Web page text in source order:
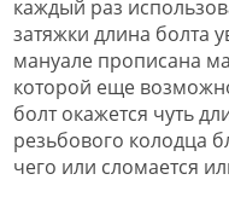
каждый раз
затяжки длина болта
мануале прописана
которой еще
болт окажется чуть
резьбового колодца
чего или сломается